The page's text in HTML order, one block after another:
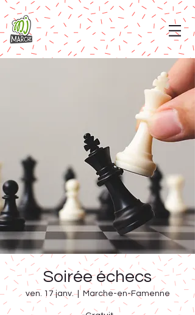
Soirée échecs
ven. 17 janv.
  |
Marche-en-Famenne